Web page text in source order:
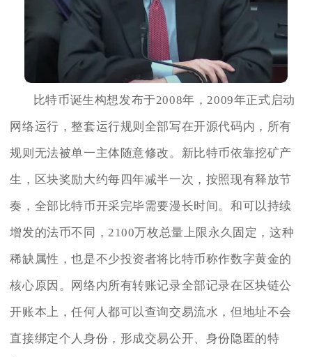
比特币诞生构想发布于2008年，2009年正式启动
网络运行，整套运行规则全部写在开源代码内，所有
规则无法被单一主体随意修改。新比特币依靠挖矿产
生，区块奖励大约每四年减半一次，按照现有释放节
奏，全部比特币开采完毕需要漫长时间。和可以持续
增发的法币不同，2100万枚总量上限永久固定，这种
稀缺属性，也是不少投资者将比特币称作数字黄金的
核心原因。网络内所有转账记录全部记录在区块链公
开账本上，任何人都可以查询交易流水，但地址不会
直接绑定个人身份，形成交易公开、身份隐匿的特